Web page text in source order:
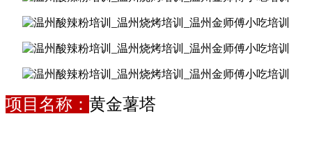
项目名称： 黄金薯塔